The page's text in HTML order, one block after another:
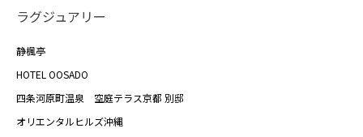
ラグジュアリー
静楓亭
HOTEL OOSADO
四条河原町温泉 空庭テラス京都 別邸
オリエンタルヒルズ沖縄